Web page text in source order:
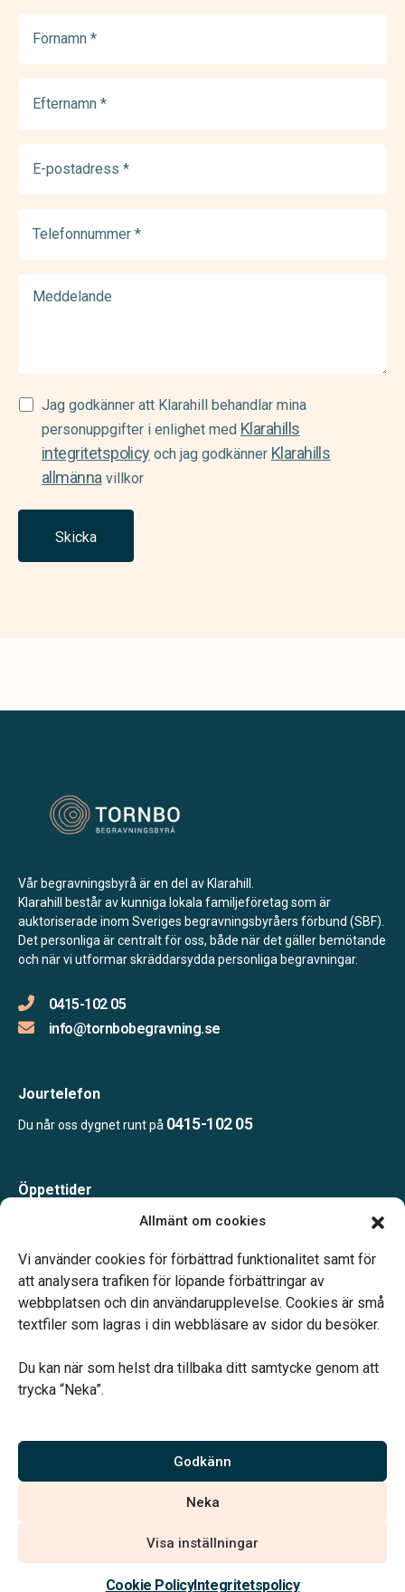
Allmänt om cookies
Vi använder cookies för förbättrad funktionalitet samt för
att analysera trafiken för löpande förbättringar av
webbplatsen och din användarupplevelse. Cookies är små
textfiler som lagras i din webbläsare av sidor du besöker.
Du kan när som helst dra tillbaka ditt samtycke genom att
trycka “Neka”.
Godkänn
Neka
Visa inställningar
Cookie PolicyIntegritetspolicy
(Required)
(Required)
postadress
(Required)
Samtycke
(Required)
Jag godkänner att Klarahill behandlar mina
personuppgifter i enlighet med Klarahills
integritetspolicyoch jag godkänner Klarahills
allmännavillkor
Skicka
Kontakta oss
Vår begravningsbyrå är en del av Klarahill.
Klarahill består av kunniga lokala familjeföretag som är
auktoriserade inom Sveriges begravningsbyråers förbund (SBF).
Det personliga är centralt för oss, både när det gäller bemötande
och när vi utformar skräddarsydda personliga begravningar.
0415-102 05
info@tornbobegravning.se
Jourtelefon
Du når oss dygnet runt på 0415-102 05
Öppettider
Måndag-Torsdag 09.00-15.00
Telefonjour dygnet runt.
Vårt systerbolag Verahill hjälper dig med familjejuridiken –
Vi är auktoriserade av Sveriges Begravningsbyråers Förbund och
har högt ställda krav på utbildning, kvalitet, miljö och arbetsmiljö.